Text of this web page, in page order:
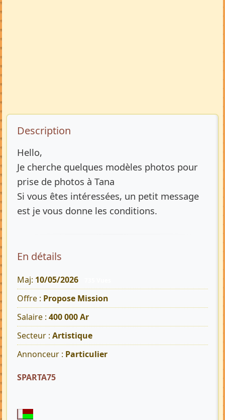
Description de l’annonce
Description
Hello,
Je cherche quelques modèles photos pour
prise de photos à Tana
Si vous êtes intéressées, un petit message
est je vous donne les conditions.
En détails
Maj: 10/05/2026
Offre : Propose Mission
Salaire : 400 000 Ar
Secteur : Artistique
Annonceur : Particulier
SPARTA75